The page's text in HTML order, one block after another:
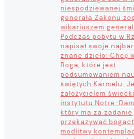
niespodziewanej
generała Zakonu
wikariuszem
Podczas pobytu w
napisał swoje
znane dzieło: Chcę
Boga, które jest
podsumowaniem
świętych Karmelu.
założycielem
instytutu Notre-
który ma za zadanie
przekazywać
modlitwy